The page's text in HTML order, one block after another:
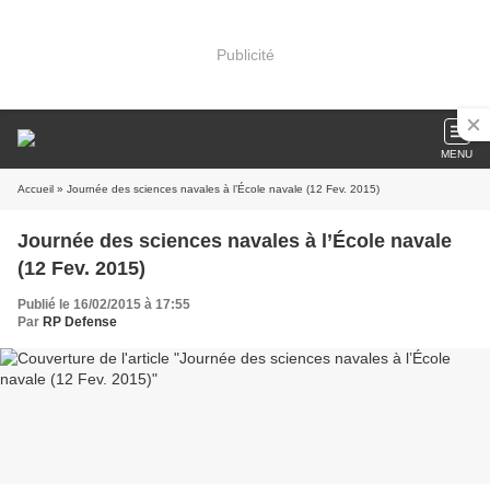
Publicité
MENU
Accueil » Journée des sciences navales à l’École navale (12 Fev. 2015)
Journée des sciences navales à l’École navale
(12 Fev. 2015)
Publié le 16/02/2015 à 17:55
Par RP Defense